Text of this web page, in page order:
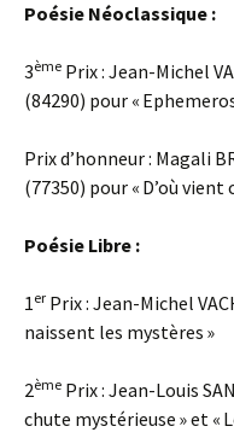
Poésie Néoclassique :
3ème Prix : Jean-Michel
(84290) pour «
Prix d’honneur : Magali
(77350) pour « D’où vient
Poésie Libre :
1er Prix : Jean-Michel
naissent les mystères »
2ème Prix : Jean-Louis
chute mystérieuse » et «